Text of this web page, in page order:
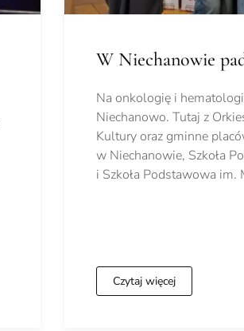
W Niechanowie
Na onkologię i
Niechanowo. Tutaj z
Kultury oraz gminne
w Niechanowie, Szkoła
i Szkoła Podstawowa im.
Czytaj więcej